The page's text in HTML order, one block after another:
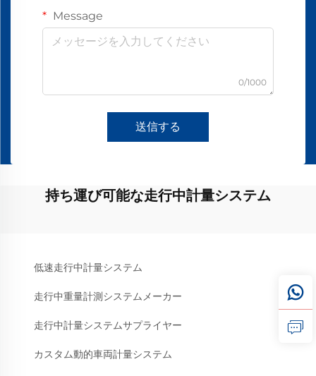
Message
0/1000
送信する
持ち運び可能な走行中計量システム
低速走行中計量システム
走行中重量計測システムメーカー
走行中計量システムサプライヤー
カスタム動的車両計量システム